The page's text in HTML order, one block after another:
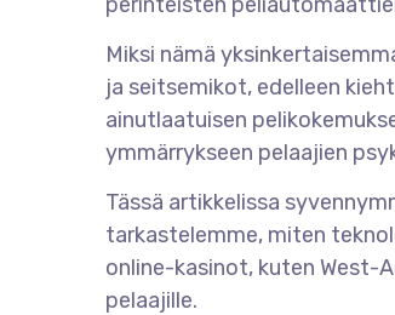
Miksi nämä
ja seitsemikot, edelleen
ainutlaatuisen
ymmärrykseen pelaajien
Tässä artikkelissa
tarkastelemme, miten
online-kasinot, kuten
pelaajille.